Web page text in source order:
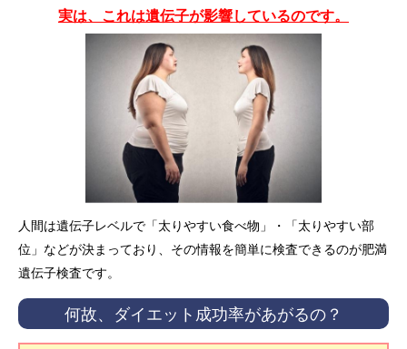
実は、これは遺伝子が影響しているのです。
人間は遺伝子レベルで「太りやすい食べ物」・「太りやすい部
位」などが決まっており、その情報を簡単に検査できるのが肥満
遺伝子検査です。
何故、ダイエット成功率があがるの？